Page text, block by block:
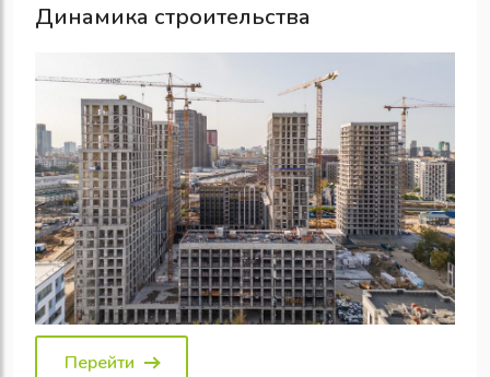
Динамика строительства
Перейти